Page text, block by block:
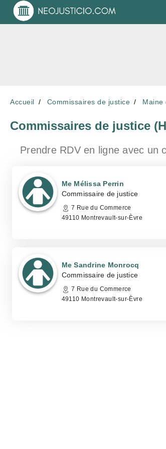
Accueil Commissaires de justice Maine
Commissaires de justice
Prendre RDV en ligne avec un
Me Mélissa Perrin
Commissaire de justice
7 Rue du Commerce
49110 Montrevault-sur-Èvre
Me Sandrine Monrocq
Commissaire de justice
7 Rue du Commerce
49110 Montrevault-sur-Èvre